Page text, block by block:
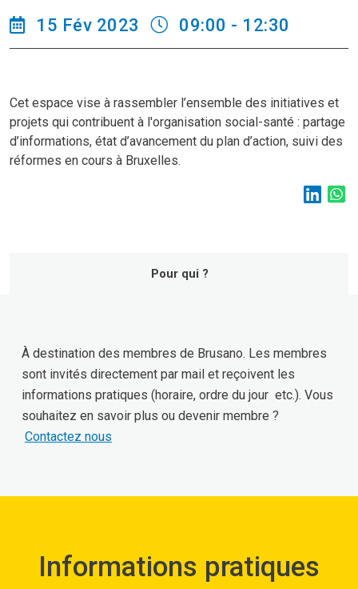
15 Fév 2023 09:00 - 12:30
Cet espace vise à rassembler l’ensemble des initiatives et
projets qui contribuent à l'organisation social-santé : partage
d’informations, état d’avancement du plan d’action, suivi des
réformes en cours à Bruxelles.
Pour qui ?
À destination des membres de Brusano. Les membres
sont invités directement par mail et reçoivent les
informations pratiques (horaire, ordre du jour etc.). Vous
souhaitez en savoir plus ou devenir membre ?
Contactez nous
Informations pratiques